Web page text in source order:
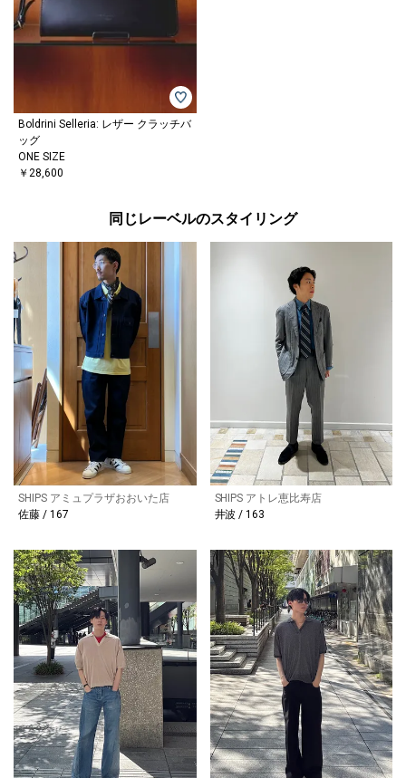
Boldrini Selleria: レザー クラッチバ
ッグ
ONE SIZE
￥28,600
同じレーベルのスタイリング
SHIPS アミュプラザおおいた店
佐藤 / 167
SHIPS アトレ恵比寿店
井波 / 163